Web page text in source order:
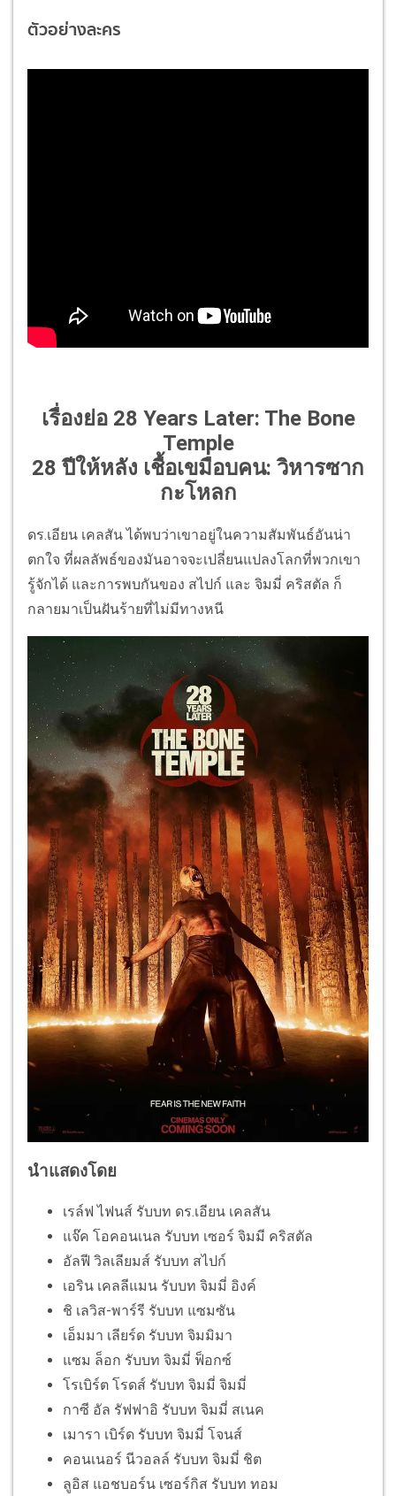
ตัวอย่างละคร
เรื่องย่อ 28 Years Later: The Bone
Temple
28 ปีให้หลัง เชื้อเขมือบคน: วิหารซาก
กะโหลก
ดร.เอียน เคลสัน ได้พบว่าเขาอยู่ในความสัมพันธ์อันน่า
ตกใจ ที่ผลลัพธ์ของมันอาจจะเปลี่ยนแปลงโลกที่พวกเขา
รู้จักได้ และการพบกันของ สไปก์ และ จิมมี่ คริสตัล ก็
กลายมาเป็นฝันร้ายที่ไม่มีทางหนี
นำแสดงโดย
เรล์ฟ ไฟนส์ รับบท ดร.เอียน เคลสัน
แจ๊ค โอคอนเนล รับบท เซอร์ จิมมี คริสตัล
อัลฟี วิลเลียมส์ รับบท สไปก์
เอริน เคลลีแมน รับบท จิมมี่ อิงค์
ชิ เลวิส-พาร์รี รับบท แซมซัน
เอ็มมา เลียร์ด รับบท จิมมิมา
แซม ล็อก รับบท จิมมี่ ฟ็อกซ์
โรเบิร์ต โรดส์ รับบท จิมมี่ จิมมี่
กาซี อัล รัฟฟาอิ รับบท จิมมี่ สเนค
เมารา เบิร์ด รับบท จิมมี่ โจนส์
คอนเนอร์ นีวอลล์ รับบท จิมมี่ ชิต
ลูอิส แอชบอร์น เซอร์กิส รับบท ทอม